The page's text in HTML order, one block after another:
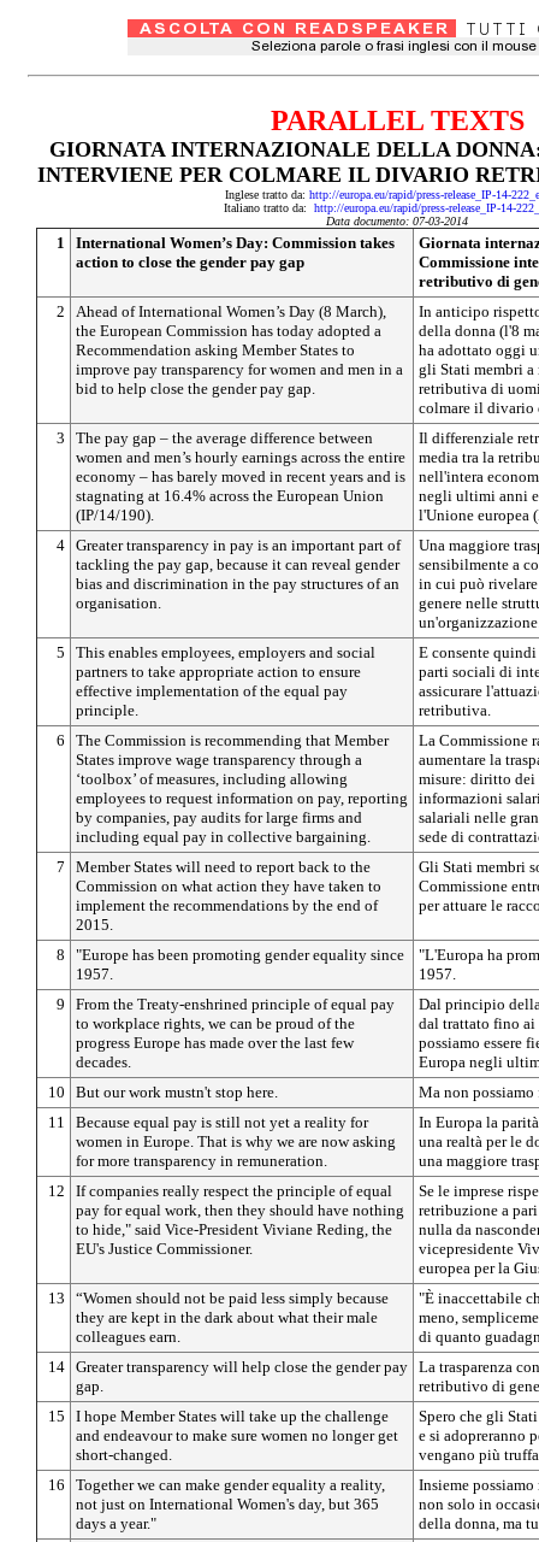
PARALLEL TEXTS
GIORNATA INTERNAZIONALE DELLA
INTERVIENE PER COLMARE IL DIVARIO
Inglese tratto da: http://europa.eu/rapid/press-release_IP-14-
Italiano tratto da: http://europa.eu/rapid/press-release_IP-14-
Data documento: 07-03-2014
1
International Women’s Day: Commission takes
action to close the gender pay gap
Giornata
Commissione
retributivo di
2
Ahead of International Women’s Day (8 March),
the European Commission has today adopted a
Recommendation asking Member States to
improve pay transparency for women and men in a
bid to help close the gender pay gap.
In anticipo
della donna (l'8
ha adottato oggi
gli Stati membri a
retributiva di
colmare il divario
3
The pay gap – the average difference between
women and men’s hourly earnings across the entire
economy – has barely moved in recent years and is
stagnating at 16.4% across the European Union
(IP/14/190).
Il differenziale
media tra la
nell'intera
negli ultimi anni
l'Unione europea
4 Greater transparency in pay is an important part of
tackling the pay gap, because it can reveal gender
bias and discrimination in the pay structures of an
organisation.
Una maggiore
sensibilmente a
in cui può
genere nelle
5
This enables employees, employers and social
partners to take appropriate action to ensure
effective implementation of the equal pay
principle.
E consente
parti sociali di
assicurare
retributiva.
6
The Commission is recommending that Member
States improve wage transparency through a
‘toolbox’ of measures, including allowing
employees to request information on pay, reporting
by companies, pay audits for large firms and
including equal pay in collective bargaining.
La Commissione
aumentare la
misure: diritto dei
informazioni
salariali nelle
sede di
7
Member States will need to report back to the
Commission on what action they have taken to
implement the recommendations by the end of
2015.
Gli Stati membri
Commissione
per attuare le
8
"Europe has been promoting gender equality since
1957.
"L'Europa ha
1957.
9
From the Treaty-enshrined principle of equal pay
to workplace rights, we can be proud of the
progress Europe has made over the last few
decades.
Dal principio
dal trattato fino
possiamo essere
Europa negli
10
But our work mustn't stop here.
Ma non
11
Because equal pay is still not yet a reality for
women in Europe. That is why we are now asking
for more transparency in remuneration.
In Europa la
una realtà per le
una maggiore
12
If companies really respect the principle of equal
pay for equal work, then they should have nothing
to hide," said Vice-President Viviane Reding, the
EU's Justice Commissioner.
Se le imprese
retribuzione a
nulla da
vicepresidente
europea per la
13
“Women should not be paid less simply because
they are kept in the dark about what their male
colleagues earn.
"È inaccettabile
meno,
di quanto
14 Greater transparency will help close the gender pay
gap.
La trasparenza
retributivo di
15
I hope Member States will take up the challenge
and endeavour to make sure women no longer get
short-changed.
Spero che gli
e si adopreranno
vengano più
16
Together we can make gender equality a reality,
not just on International Women's day, but 365
days a year."
Insieme
non solo in
della donna, ma